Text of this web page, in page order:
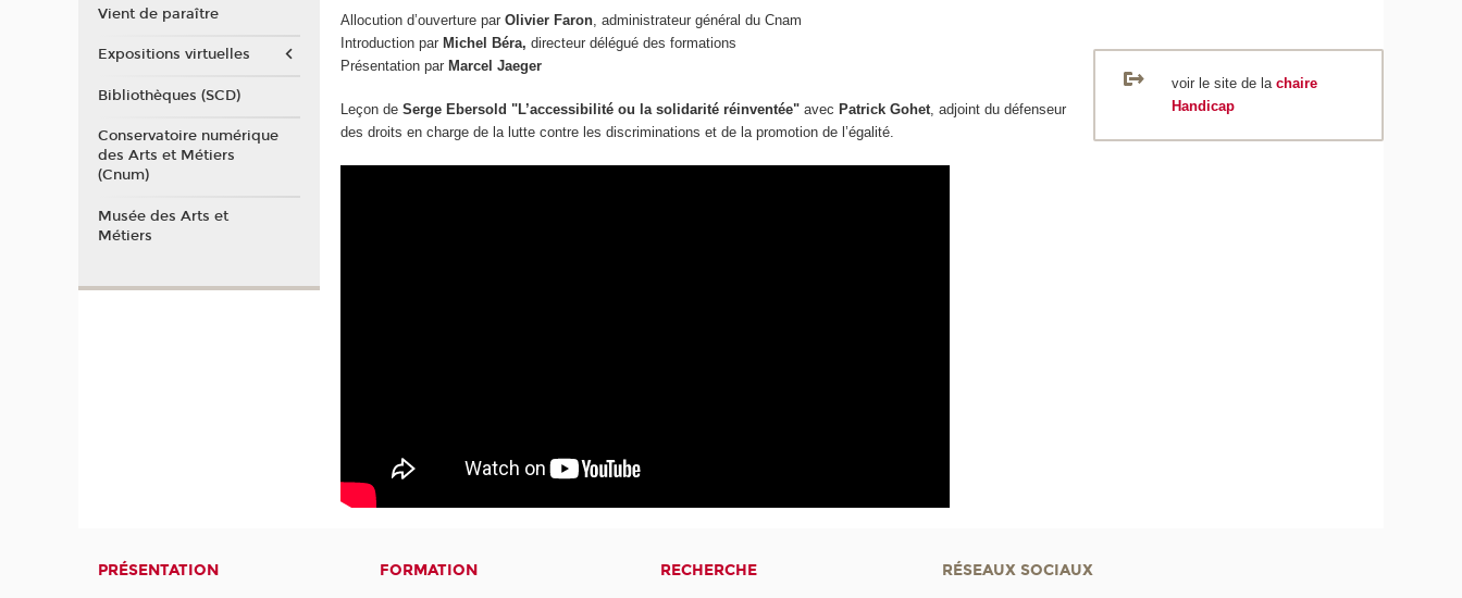
Allocution d’ouverture parOlivier Faron , administrateur général du Cnam
Introduction parMichel Béra, directeur délégué des formations
Présentation parMarcel Jaeger
Leçon deSerge Ebersold "L’accessibilité ou la solidarité réinventée"avec Patrick Gohet, adjoint du défenseur
des droits en charge de la lutte contre les discriminations et de la promotion de l’égalité.
voir le site de la chaire
Handicap
Vient de paraître
Expositions virtuelles
Bibliothèques (SCD)
Conservatoire numérique
des Arts et Métiers
(Cnum)
Musée des Arts et
Métiers
PRÉSENTATION FORMATION RECHERCHE RÉSEAUX SOCIAUX